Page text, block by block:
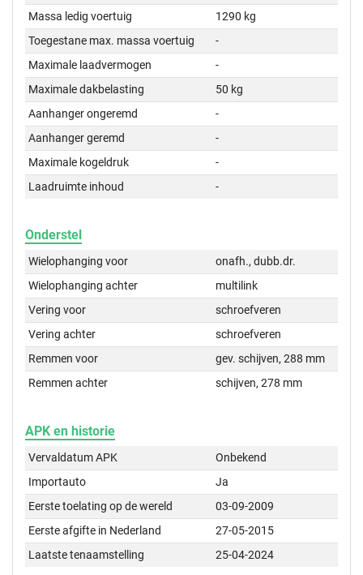
Massa ledig voertuig
1290 kg
Toegestane max. massa voertuig
-
Maximale laadvermogen
-
Maximale dakbelasting
50 kg
Aanhanger ongeremd
-
Aanhanger geremd
-
Maximale kogeldruk
-
Laadruimte inhoud
-
Onderstel
Wielophanging voor
onafh., dubb.dr.
Wielophanging achter
multilink
Vering voor
schroefveren
Vering achter
schroefveren
Remmen voor
gev. schijven, 288 mm
Remmen achter
schijven, 278 mm
APK en historie
Vervaldatum APK
Onbekend
Importauto
Ja
Eerste toelating op de wereld
03-09-2009
Eerste afgifte in Nederland
27-05-2015
Laatste tenaamstelling
25-04-2024